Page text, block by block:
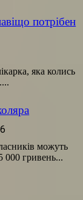
потрібен
яка колись
можуть
000 гривень...